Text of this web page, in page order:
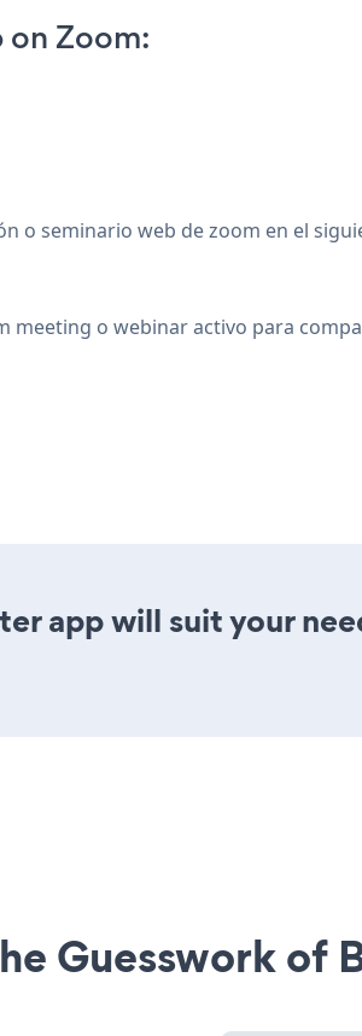
on Zoom:
o seminario web de zoom en el
meeting o webinar activo para
app will suit your
Guesswork of